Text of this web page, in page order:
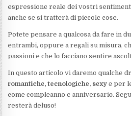
espressione reale dei vostri
anche se si tratterà di piccole cose.
Potete pensare a qualcosa da fare in
entrambi, oppure a regali su misura,
passioni e che lo facciano sentire
In questo articolo vi daremo qualche
romantiche, tecnologiche, sexy e per
come compleanno e anniversario.
resterà deluso!